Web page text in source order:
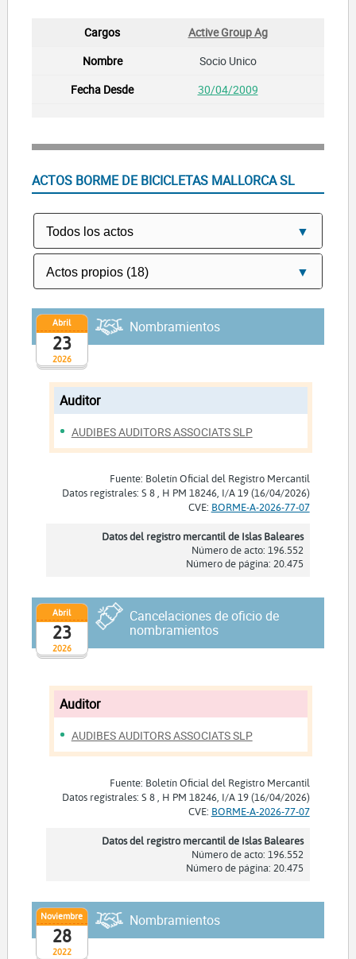
Active Group Ag
Socio Unico
30/04/2009
ACTOS BORME DE BICICLETAS MALLORCA SL
2026
Abril
23
Nombramientos
Auditor
AUDIBES AUDITORS ASSOCIATS SLP
Fuente: Boletín Oficial del Registro Mercantil
Datos registrales: S 8 , H PM 18246, I/A 19 (16/04/2026)
CVE: BORME-A-2026-77-07
Datos del registro mercantil de Islas Baleares
Número de acto: 196.552
Número de página: 20.475
2026
Abril
23
Cancelaciones de oficio de
nombramientos
Auditor
AUDIBES AUDITORS ASSOCIATS SLP
Fuente: Boletín Oficial del Registro Mercantil
Datos registrales: S 8 , H PM 18246, I/A 19 (16/04/2026)
CVE: BORME-A-2026-77-07
Datos del registro mercantil de Islas Baleares
Número de acto: 196.552
Número de página: 20.475
2022
Noviembre
28
Nombramientos